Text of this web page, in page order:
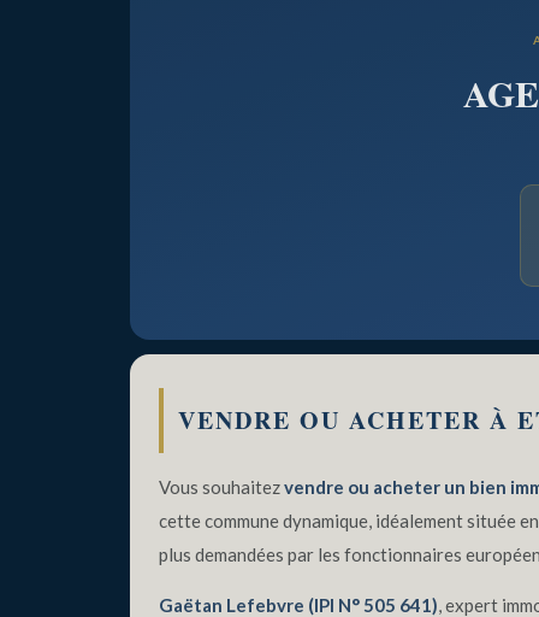
QUARTIER
EUROPÉEN
IMMOBILIÈRE
VENDRE OU ACHETER À
Vous souhaitezvendre ou acheter un bien
cette commune dynamique, idéalement située
plus demandées par les fonctionnaires
Gaëtan Lefebvre (IPI N° 505 641) , expert